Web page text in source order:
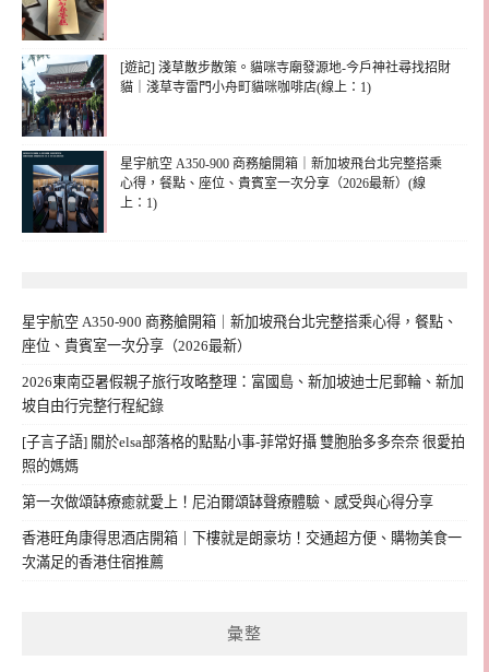
[遊記] 淺草散步散策。貓咪寺廟發源地-今戶神社尋找招財
貓｜淺草寺雷門小舟町貓咪咖啡店(線上：1)
星宇航空 A350-900 商務艙開箱｜新加坡飛台北完整搭乘
心得，餐點、座位、貴賓室一次分享（2026最新）(線
上：1)
星宇航空 A350-900 商務艙開箱｜新加坡飛台北完整搭乘心得，餐點、
座位、貴賓室一次分享（2026最新）
2026東南亞暑假親子旅行攻略整理：富國島、新加坡迪士尼郵輪、新加
坡自由行完整行程紀錄
[子言子語] 關於elsa部落格的點點小事-菲常好攝 雙胞胎多多奈奈 很愛拍
照的媽媽
第一次做頌缽療癒就愛上！尼泊爾頌缽聲療體驗、感受與心得分享
香港旺角康得思酒店開箱｜下樓就是朗豪坊！交通超方便、購物美食一
次滿足的香港住宿推薦
彙整